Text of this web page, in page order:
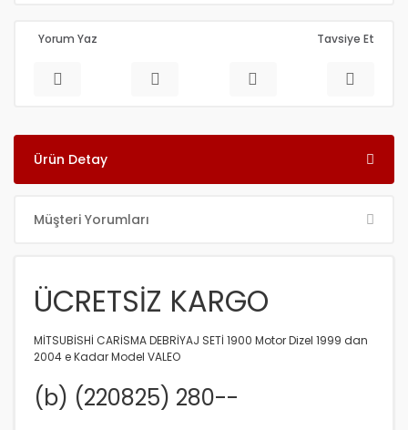
Yorum Yaz Tavsiye Et
Ürün Detay
Müşteri Yorumları
ÜCRETSİZ KARGO
MİTSUBİSHİ CARİSMA DEBRİYAJ SETİ 1900 Motor Dizel 1999 dan
2004 e Kadar Model VALEO
(b) (220825) 280--